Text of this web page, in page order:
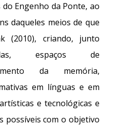
Engenho da Ponte, ao
daqueles meios de que
(2010), criando, junto
espaços de
da memória,
em línguas e em
e tecnológicas e
possíveis com o objetivo